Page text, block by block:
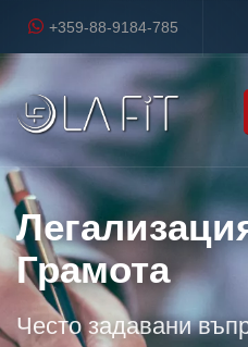
+359-88-9184-785
Грамота
Често задавани